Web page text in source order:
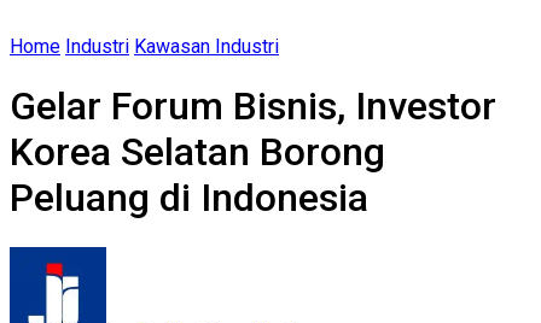
Home Industri Kawasan Industri
Gelar Forum Bisnis, Investor
Korea Selatan Borong
Peluang di Indonesia